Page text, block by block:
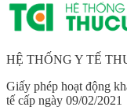
HỆ THỐNG Y TẾ
Giấy phép hoạt động
tế cấp ngày 09/02/2021